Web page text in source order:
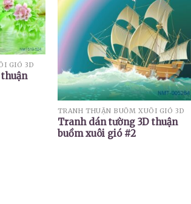
GIÓ 3D
TRANH THUẬN BUỒM XUÔI GIÓ 3D
Tranh dán tường 3D thuận
buồm xuôi gió #2